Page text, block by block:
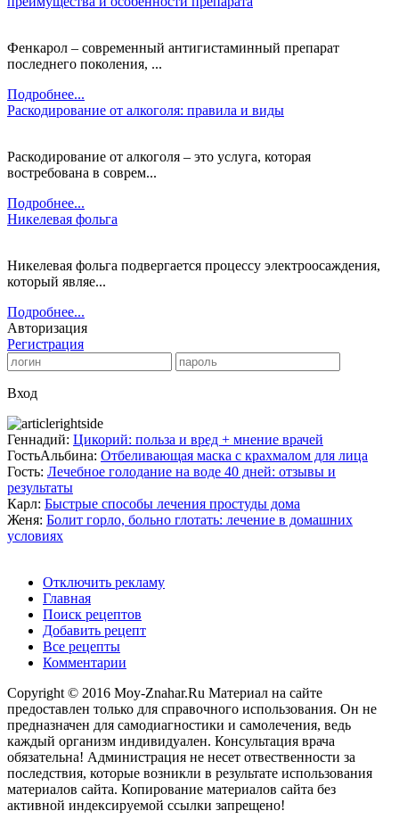
Фенкарол – современный антигистаминный препарат
последнего поколения, ...
Подробнее...
Раскодирование от алкоголя: правила и виды
Раскодирование от алкоголя – это услуга, которая
востребована в соврем...
Подробнее...
Никелевая фольга
Никелевая фольга подвергается процессу электроосаждения,
который являе...
Подробнее...
Авторизация
Регистрация
Вход
Геннадий: Цикорий: польза и вред + мнение врачей
ГостьАльбина: Отбеливающая маска с крахмалом для лица
Гость: Лечебное голодание на воде 40 дней: отзывы и
результаты
Карл: Быстрые способы лечения простуды дома
Женя: Болит горло, больно глотать: лечение в домашних
условиях
Отключить рекламу
Главная
Поиск рецептов
Добавить рецепт
Все рецепты
Комментарии
Copyright © 2016 Moy-Znahar.Ru Материал на сайте
предоставлен только для справочного использования. Он не
предназначен для самодиагностики и самолечения, ведь
каждый организм индивидуален. Консультация врача
обязательна! Администрация не несет отвественности за
последствия, которые возникли в результате использования
материалов сайта. Копирование материалов сайта без
активной индексируемой ссылки запрещено!